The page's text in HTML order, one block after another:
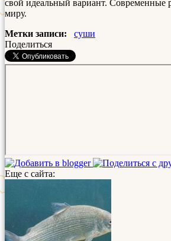
свой идеальный вариант. Современные
миру.
Метки записи:
суши
Поделиться
Еще с сайта: